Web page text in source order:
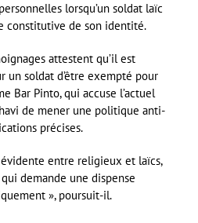
lorsqu’un soldat laïc
constitutive de son identité.
attestent qu’il est
soldat d’être exempté pour
Bar Pinto, qui accuse l’actuel
de mener une politique anti-
précises.
entre religieux et laïcs,
demande une dispense
», poursuit-il.